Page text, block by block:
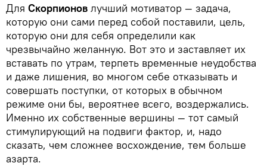
Для Скорпионов лучший мотиватор — задача,
которую они сами перед собой поставили, цель,
которую они для себя определили как
чрезвычайно желанную. Вот это и заставляет их
вставать по утрам, терпеть временные неудобства
и даже лишения, во многом себе отказывать и
совершать поступки, от которых в обычном
режиме они бы, вероятнее всего, воздержались.
Именно их собственные вершины — тот самый
стимулирующий на подвиги фактор, и, надо
сказать, чем сложнее восхождение, тем больше
азарта.